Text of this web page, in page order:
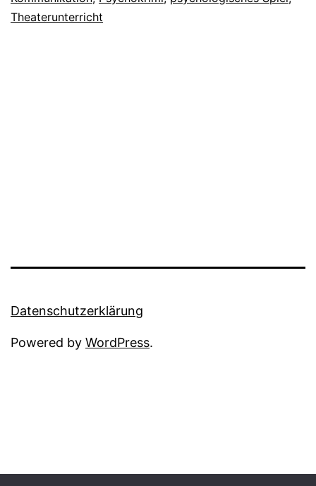
Theaterunterricht
Datenschutzerklärung
Powered by WordPress.